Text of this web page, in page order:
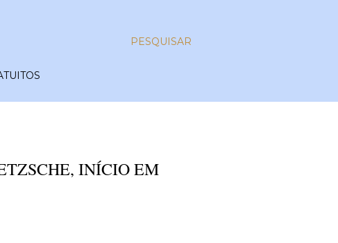
PESQUISAR
INÍCIO EM